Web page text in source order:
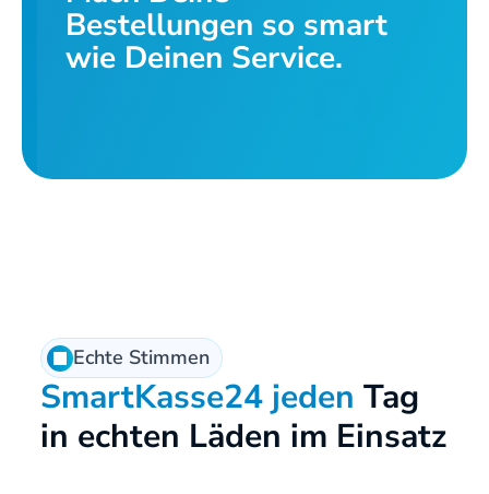
Bestellungen so smart
wie Deinen Service.
Echte Stimmen
SmartKasse24 jeden Tag
in echten Läden im Einsatz